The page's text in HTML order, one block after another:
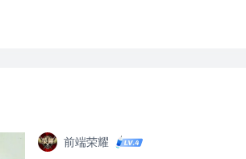
前端荣耀